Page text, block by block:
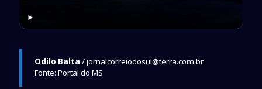
►
Odilo Balta / jornalcorreiodosul@terra.com.br
Fonte: Portal do MS